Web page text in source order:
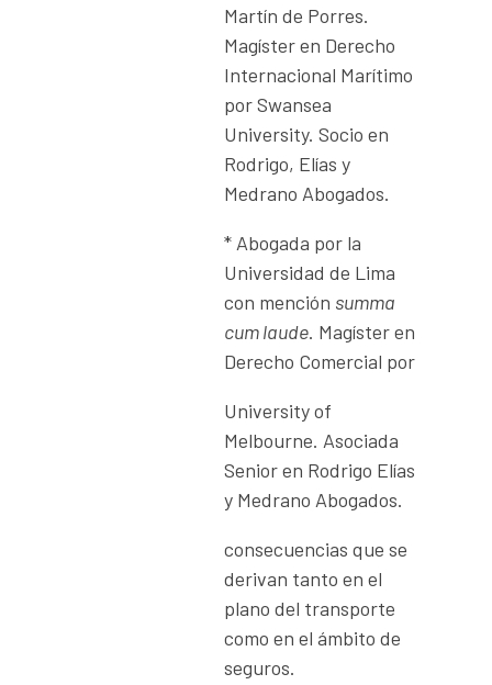
Martín de Porres.
Magíster en Derecho
Internacional Marítimo
por Swansea
University. Socio en
Rodrigo, Elías y
Medrano Abogados.
* Abogada por la
Universidad de Lima
con mención summa
cumlaude. Magíster en
Derecho Comercial por
University of
Melbourne. Asociada
Senior en Rodrigo Elías
y Medrano Abogados.
consecuencias que se
derivan tanto en el
plano del transporte
como en el ámbito de
seguros.